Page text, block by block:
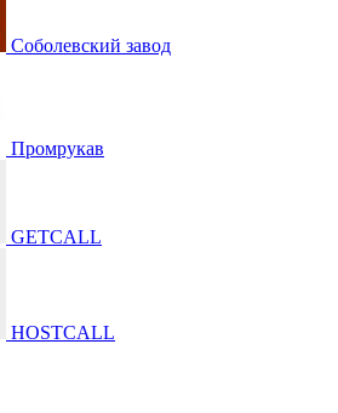
Соболевский завод
Промрукав
GETCALL
HOSTCALL